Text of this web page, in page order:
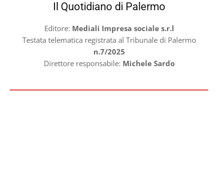
Il Quotidiano di Palermo
Editore: Mediali Impresa sociale s.r.l
Testata telematica registrata al Tribunale di Palermo
n.7/2025
Direttore responsabile: Michele Sardo